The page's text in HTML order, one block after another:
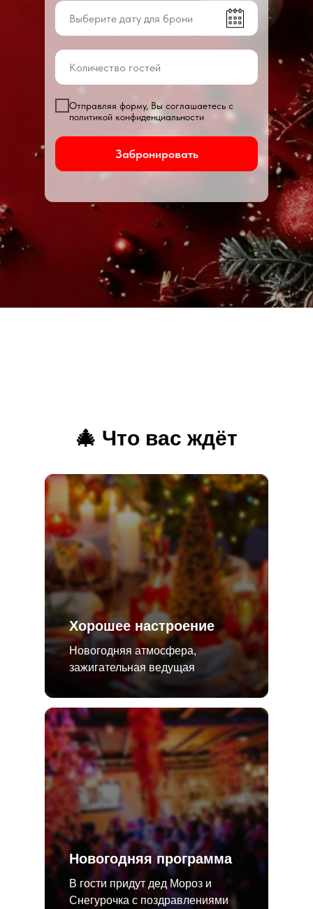
Отправляя форму, Вы соглашаетесь с
политикой конфиденциальности
Забронировать
🎄 Что вас ждёт
Хорошее настроение
Новогодняя атмосфера,
зажигательная ведущая
В гости придут дед Мороз и
Снегурочка с поздравлениями
Новогодняя программа